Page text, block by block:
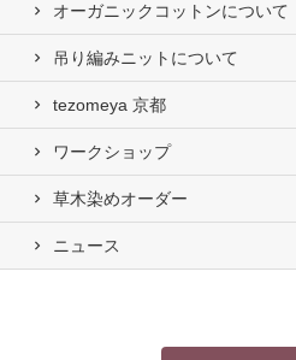
オーガニックコットンについて
吊り編みニットについて
tezomeya 京都
ワークショップ
草木染めオーダー
ニュース